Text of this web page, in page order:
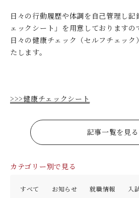
日々の行動履歴や体調を自己管理し
ェックシート」を用意しております
日々の健康チェック（セルフチェッ
たします。
>>>健康チェックシート
記事一覧を見る
カテゴリー別で見る
すべて お知らせ 就職情報 入